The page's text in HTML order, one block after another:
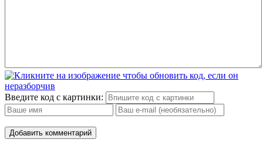
Введите код с картинки:
Добавить комментарий